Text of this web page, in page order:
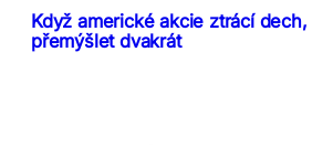
Když americké akcie ztrácí
přemýšlet dvakrát